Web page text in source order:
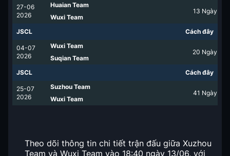
27-06
2026
Huaian Team
Wuxi Team
13 Ngày
JSCL Cách đây
04-07
2026
Wuxi Team
Suqian Team
20 Ngày
JSCL Cách đây
25-07
2026
Suzhou Team
Wuxi Team
41 Ngày
Theo dõi thông tin chi tiết trận đấu giữa Xuzhou
Team và Wuxi Team vào 18:40 ngày 13/06, với